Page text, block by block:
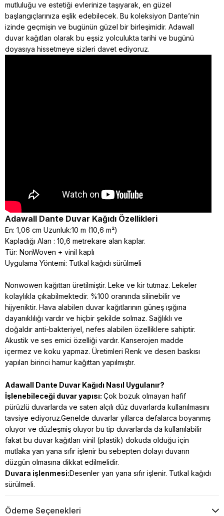
mutluluğu ve estetiği evlerinize taşıyarak, en güzel
başlangıçlarınıza eşlik edebilecek. Bu koleksiyon Dante’nin
izinde geçmişin ve bugünün güzel bir birleşimidir. Adawall
duvar kağıtları olarak bu eşsiz yolculukta tarihi ve bugünü
doyasıya hissetmeye sizleri davet ediyoruz.
Adawall Dante Duvar Kağıdı Özellikleri
En: 1,06 cm Uzunluk:10 m (10,6 m²)
Kapladığı Alan : 10,6 metrekare alan kaplar.
Tür: NonWoven + vinil kaplı
Uygulama Yöntemi: Tutkal kağıdı sürülmeli
Nonwowen kağıttan üretilmiştir. Leke ve kir tutmaz. Lekeler
kolaylıkla çıkabilmektedir. %100 oranında silinebilir ve
hijyeniktir. Hava alabilen duvar kağıtlarının güneş ışığına
dayanıklılığı vardır ve hiçbir şekilde solmaz. Sağlıklı ve
doğaldır anti-bakteriyel, nefes alabilen özelliklere sahiptir.
Akustik ve ses emici özelliği vardır. Kanserojen madde
içermez ve koku yapmaz. Üretimleri Renk ve desen baskısı
yapılan birinci hamur kağıttan yapılmıştır.
Adawall Dante Duvar Kağıdı Nasıl Uygulanır?
İşlenebileceği duvar yapısı: Çok bozuk olmayan hafif
pürüzlü duvarlarda ve saten alçılı düz duvarlarda kullanılmasını
tavsiye ediyoruz.Genelde duvarlar yıllarca defalarca boyanmış
oluyor ve düzleşmiş oluyor bu tip duvarlarda da kullanılabilir
fakat bu duvar kağıtları vinil (plastik) dokuda olduğu için
mutlaka yan yana sıfır işlenir bu sebepten dolayı duvarın
düzgün olmasına dikkat edilmelidir.
Duvara işlenmesi:Desenler yan yana sıfır işlenir. Tutkal kağıdı
sürülmeli.
Ödeme Seçenekleri